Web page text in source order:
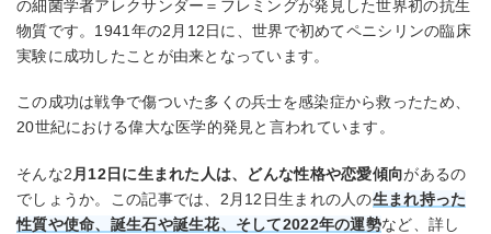
の細菌学者アレクサンダー＝フレミングが発見した世界初の抗生
物質です。1941年の2月12日に、世界で初めてペニシリンの臨床
実験に成功したことが由来となっています。
この成功は戦争で傷ついた多くの兵士を感染症から救ったため、
20世紀における偉大な医学的発見と言われています。
そんな2 月12日に生まれた人は、どんな性格や恋愛傾向があるの
でしょうか。この記事では、2月12日生まれの人の生まれ持った
性質や使命、誕生石や誕生花、そして2022年の運勢など、詳し